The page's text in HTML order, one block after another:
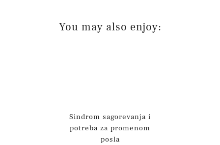
You may also enjoy:
Sindrom sagorevanja i
potreba za promenom
posla